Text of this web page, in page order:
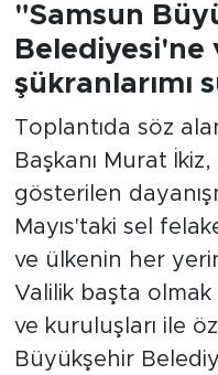
"Samsun
şükranlarımı
Toplantıda söz
Başkanı Murat
gösterilen
Mayıs'taki sel
ve ülkenin her
Valilik başta
ve kuruluşları ile
Büyükşehir